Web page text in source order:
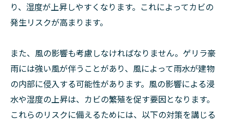
り、湿度が上昇しやすくなります。これによってカビの
発生リスクが高まります。
また、風の影響も考慮しなければなりません。ゲリラ豪
雨には強い風が伴うことがあり、風によって雨水が建物
の内部に侵入する可能性があります。風の影響による浸
水や湿度の上昇は、カビの繁殖を促す要因となります。
これらのリスクに備えるためには、以下の対策を講じる